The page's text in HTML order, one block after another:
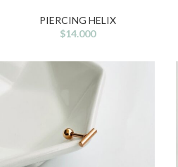
PIERCING HELIX
$14.000